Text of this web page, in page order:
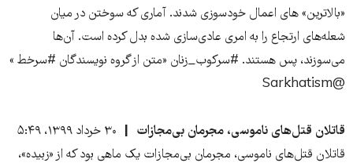
«بالاترین» های اعمال خودسوزی شدند. آماری که سوختن در میان
شعله‌های ارتجاع را به امری عادی‌سازی شده بدل کرده است. آن‌ها
می‌سوزند، پس هستند. #سرکوب_زنان «متن از گروه نویسندگان #سرخط »
@Sarkhatism
قاتلان قتل‌های ناموسی، مجرمان بی‌مجازات
۳۰ خرداد ۱۳۹۹، ۵:۴۹
قاتلان قتل‌های ناموسی، مجرمان بی‌مجازات یک ماهی بود که از «زبیده»،